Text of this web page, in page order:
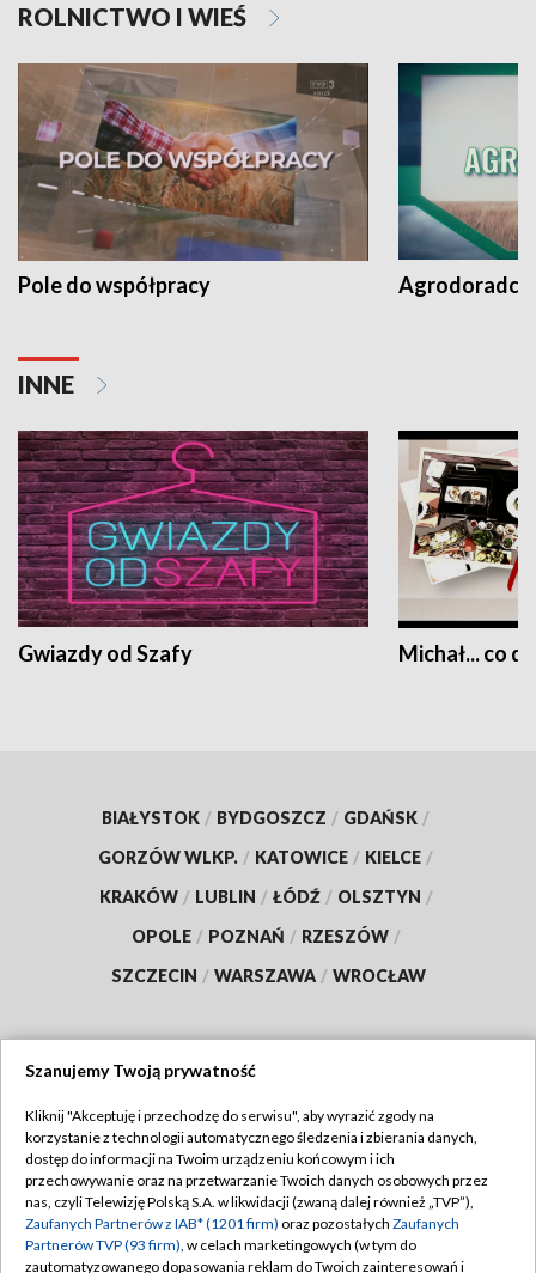
ROLNICTWO I WIEŚ
Pole do współpracy Agrodoradcy
INNE
Gwiazdy od Szafy Michał... co
BIAŁYSTOK / BYDGOSZCZ / GDAŃSK /
GORZÓW WLKP. / KATOWICE / KIELCE /
KRAKÓW / LUBLIN / ŁÓDŹ / OLSZTYN /
OPOLE / POZNAŃ / RZESZÓW /
SZCZECIN / WARSZAWA / WROCŁAW
TVP
Abonament TVP
Emisja w TVP
Centrum informacji TVP
Regulamin TVP
Polityka prywatności
Moje zgody
Szanujemy Twoją prywatność
Kliknij "Akceptuję i przechodzę do serwisu", aby wyrazić zgody na
korzystanie z technologii automatycznego śledzenia i zbierania danych,
dostęp do informacji na Twoim urządzeniu końcowym i ich
przechowywanie oraz na przetwarzanie Twoich danych osobowych przez
nas, czyli Telewizję Polską S.A. w likwidacji (zwaną dalej również „TVP”),
Zaufanych Partnerów z IAB* (1201 firm) oraz pozostałych Zaufanych
Partnerów TVP (93 firm), w celach marketingowych (w tym do
zautomatyzowanego dopasowania reklam do Twoich zainteresowań i